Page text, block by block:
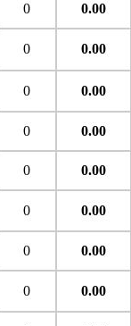
0 0.00
0 0.00
0 0.00
0 0.00
0 0.00
0 0.00
0 0.00
0 0.00